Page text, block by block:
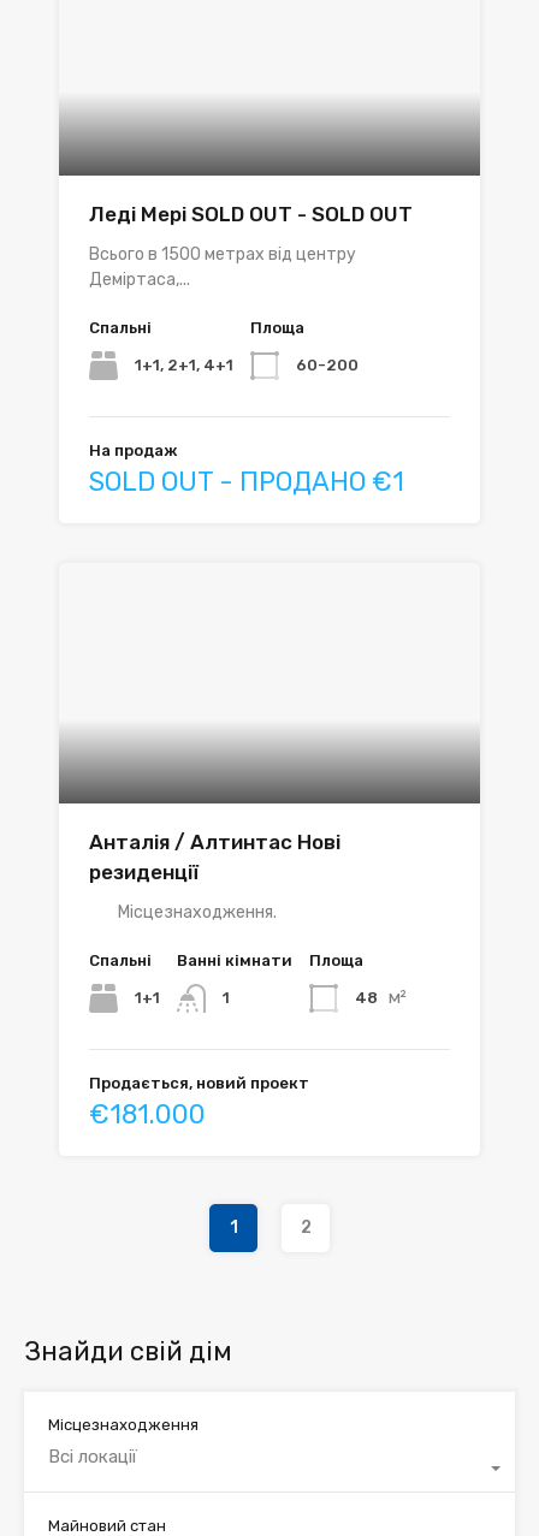
Леді Мері SOLD OUT - SOLD OUT
Всього в 1500 метрах від центру
Деміртаса,...
Спальні
1+1, 2+1, 4+1
Площа
60-200
На продаж
SOLD OUT - ПРОДАНО €1
Анталія / Алтинтас Нові
резиденції
Місцезнаходження.
Спальні
1+1
Ванні кімнати
1
Площа
48 м²
Продається, новий проект
€181.000
1 2
Знайди свій дім
Місцезнаходження
Всі локації
Майновий стан